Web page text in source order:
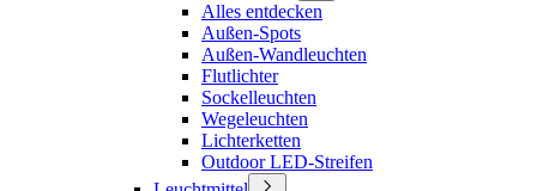
Alles entdecken
Außen-Spots
Außen-Wandleuchten
Flutlichter
Sockelleuchten
Wegeleuchten
Lichterketten
Outdoor LED-Streifen